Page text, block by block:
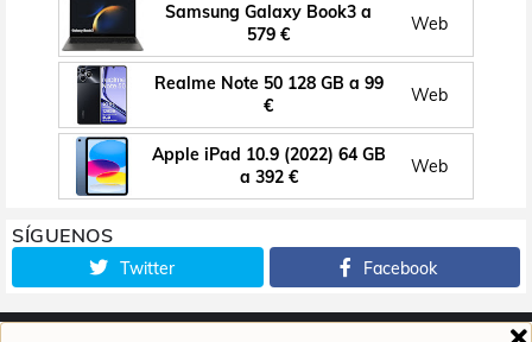
Samsung Galaxy Book3 a
579 €
Web
Realme Note 50 128 GB a 99
€
Web
Apple iPad 10.9 (2022) 64 GB
a 392 €
Web
SÍGUENOS
Twitter Facebook